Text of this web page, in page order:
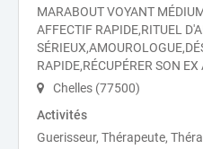
MARABOUT VOYANT
AFFECTIF RAPIDE,RITUEL
RAPIDE,RÉCUPÉRER SON
Chelles (77500)
Activités
Guerisseur, Thérapeute,